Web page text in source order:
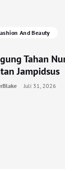
And Beauty
Tahan
Jampidsus
Juli 31, 2026